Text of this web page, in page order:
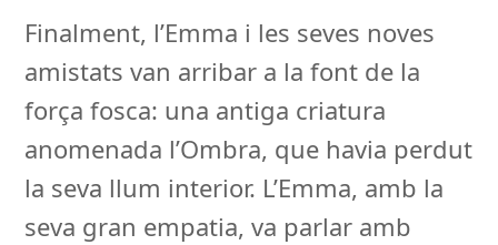
Finalment, l’Emma i les seves noves
amistats van arribar a la font de la
força fosca: una antiga criatura
anomenada l’Ombra, que havia perdut
la seva llum interior. L’Emma, amb la
seva gran empatia, va parlar amb